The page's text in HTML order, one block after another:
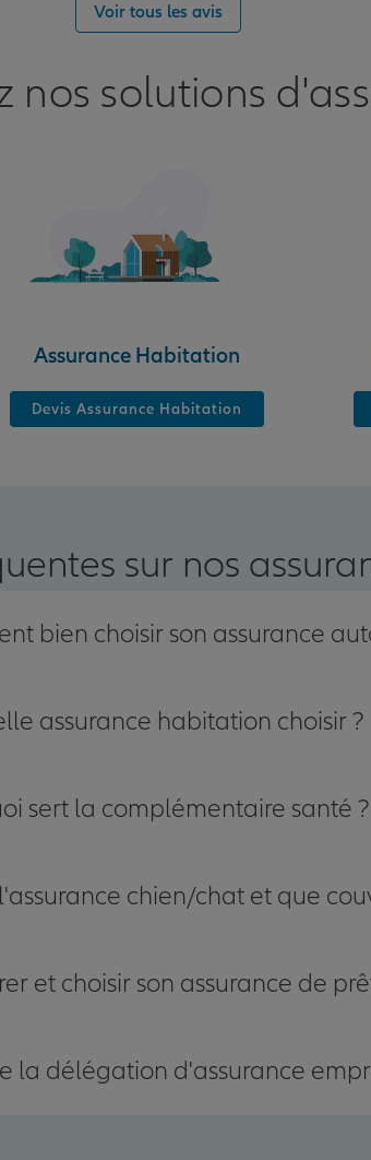
Voir tous les avis
nos solutions
Assurance Habitation
Devis Assurance Habitation
sur nos
bien choisir son assurance
assurance habitation choisir ?
sert la complémentaire santé ?
chien/chat et que
et choisir son assurance de
la délégation d'assurance